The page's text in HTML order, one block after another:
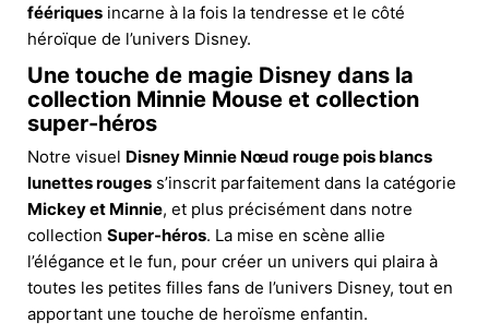
féériques incarne à la fois la tendresse et le côté
héroïque de l’univers Disney.
Une touche de magie Disney dans la
collection Minnie Mouse et collection
super-héros
Notre visuel Disney Minnie Nœud rouge pois blancs
lunettes rouges s’inscrit parfaitement dans la catégorie
Mickey et Minnie, et plus précisément dans notre
collection Super-héros. La mise en scène allie
l’élégance et le fun, pour créer un univers qui plaira à
toutes les petites filles fans de l’univers Disney, tout en
apportant une touche de heroïsme enfantin.